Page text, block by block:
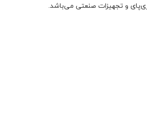
و تجهیزات صنعتی می‌باشد.